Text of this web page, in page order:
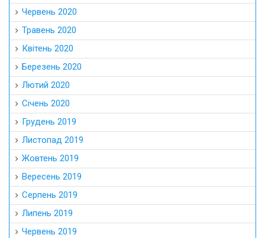
Червень 2020
Травень 2020
Квітень 2020
Березень 2020
Лютий 2020
Січень 2020
Грудень 2019
Листопад 2019
Жовтень 2019
Вересень 2019
Серпень 2019
Липень 2019
Червень 2019